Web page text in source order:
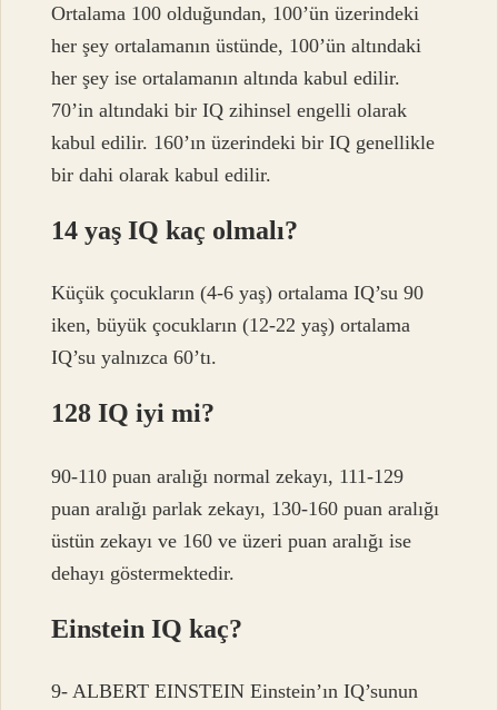
Ortalama 100 olduğundan, 100’ün üzerindeki
her şey ortalamanın üstünde, 100’ün altındaki
her şey ise ortalamanın altında kabul edilir.
70’in altındaki bir IQ zihinsel engelli olarak
kabul edilir. 160’ın üzerindeki bir IQ genellikle
bir dahi olarak kabul edilir.
14 yaş IQ kaç olmalı?
Küçük çocukların (4-6 yaş) ortalama IQ’su 90
iken, büyük çocukların (12-22 yaş) ortalama
IQ’su yalnızca 60’tı.
128 IQ iyi mi?
90-110 puan aralığı normal zekayı, 111-129
puan aralığı parlak zekayı, 130-160 puan aralığı
üstün zekayı ve 160 ve üzeri puan aralığı ise
dehayı göstermektedir.
Einstein IQ kaç?
9- ALBERT EINSTEIN Einstein’ın IQ’sunun